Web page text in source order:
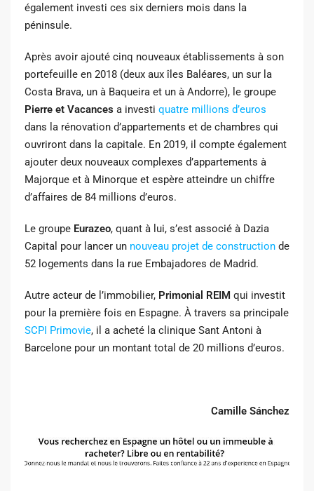
également investi ces six derniers mois dans la
péninsule.
Après avoir ajouté cinq nouveaux établissements à son
portefeuille en 2018 (deux aux îles Baléares, un sur la
Costa Brava, un à Baqueira et un à Andorre), le groupe
Pierre et Vacances a investi quatre millions d’euros
dans la rénovation d’appartements et de chambres qui
ouvriront dans la capitale. En 2019, il compte également
ajouter deux nouveaux complexes d’appartements à
Majorque et à Minorque et espère atteindre un chiffre
d’affaires de 84 millions d’euros.
Le groupe Eurazeo, quant à lui, s’est associé à Dazia
Capital pour lancer un nouveau projet de construction de
52 logements dans la rue Embajadores de Madrid.
Autre acteur de l’immobilier, Primonial REIM qui investit
pour la première fois en Espagne. À travers sa principale
SCPI Primovie, il a acheté la clinique Sant Antoni à
Barcelone pour un montant total de 20 millions d’euros.
Camille Sánchez